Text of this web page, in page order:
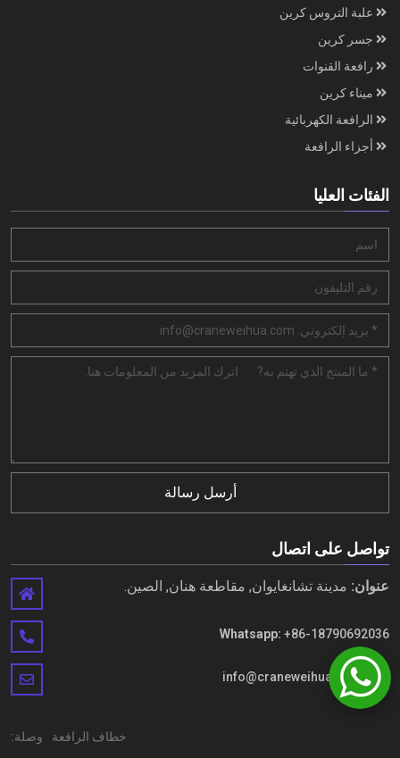
علبة التروس كرين
جسر كرين
رافعة القنوات
ميناء كرين
الرافعة الكهربائية
أجزاء الرافعة
الفئات العليا
أرسل رسالة
تواصل على اتصال
عنوان: مدينة تشانغايوان, مقاطعة هنان, الصين.
Whatsapp: +86-18790692036
بريد:info@craneweihua.com
وصلة: خطاف الرافعة